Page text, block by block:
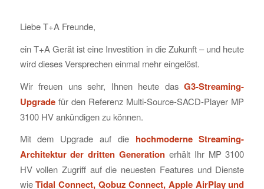
Liebe T+A Freunde,
ein T+A Gerät ist eine Investition in die Zukunft – und heute
wird dieses Versprechen einmal mehr eingelöst.
Wir freuen uns sehr, Ihnen heute dasG3-Streaming-
Upgradefür den Referenz Multi-Source-SACD-Player MP
3100 HV ankündigen zu können.
Mit dem Upgrade auf die hochmoderne Streaming-
Architektur der dritten Generation erhält Ihr MP 3100
HV vollen Zugriff auf die neuesten Features und Dienste
wieTidal Connect, Qobuz Connect, Apple AirPlay und